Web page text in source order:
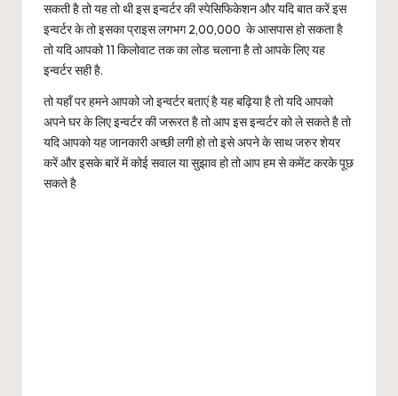
सकती है तो यह तो थी इस इन्वर्टर की स्पेसिफिकेशन और यदि बात करें इस
इन्वर्टर के तो इसका प्राइस लगभग 2,00,000 के आसपास हो सकता है
तो यदि आपको 11 किलोवाट तक का लोड चलाना है तो आपके लिए यह
इन्वर्टर सही है.
तो यहाँ पर हमने आपको जो इन्वर्टर बताएं है यह बढ़िया है तो यदि आपको
अपने घर के लिए इन्वर्टर की जरूरत है तो आप इस इन्वर्टर को ले सकते है तो
यदि आपको यह जानकारी अच्छी लगी हो तो इसे अपने के साथ जरुर शेयर
करें और इसके बारें में कोई सवाल या सुझाव हो तो आप हम से कमेंट करके पूछ
सकते है